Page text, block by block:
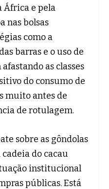
África e pela
nas bolsas
como a
barras e o uso de
as classes
do consumo de
muito antes de
de rotulagem.
sobre as gôndolas
do cacau
institucional
públicas. Está